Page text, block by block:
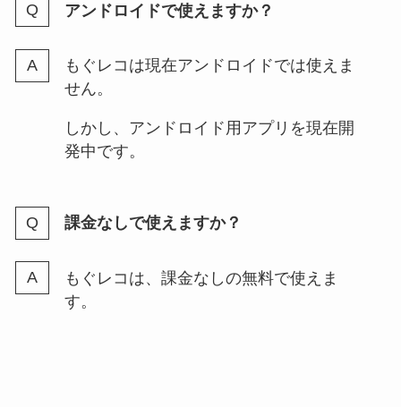
アンドロイドで使えますか？
もぐレコは現在アンドロイドでは使えま
せん。
しかし、アンドロイド用アプリを現在開
発中です。
課金なしで使えますか？
もぐレコは、課金なしの無料で使えま
す。